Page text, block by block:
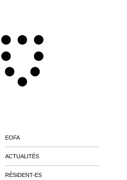
EOFA
ACTUALITÉS
RÉSIDENT-ES